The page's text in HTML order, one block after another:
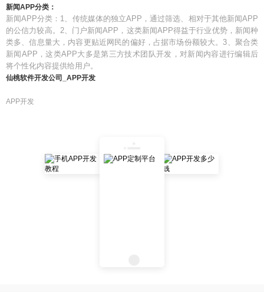
新闻APP分类：
新闻APP分类：1、传统媒体的独立APP，通过筛选、相对于其他新闻APP
的公信力较高。2、门户新闻APP，这类新闻APP得益于行业优势，新闻种
类多、信息量大，内容更贴近网民的偏好，占据市场份额较大。3、聚合类
新闻APP，这类APP大多是第三方技术团队开发，对新闻内容进行编辑后
将个性化内容提供给用户。
仙桃软件开发公司_APP开发
APP开发